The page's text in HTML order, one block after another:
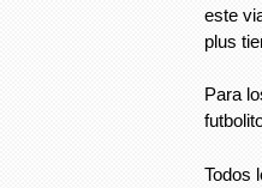
este
plus
Para
Todos